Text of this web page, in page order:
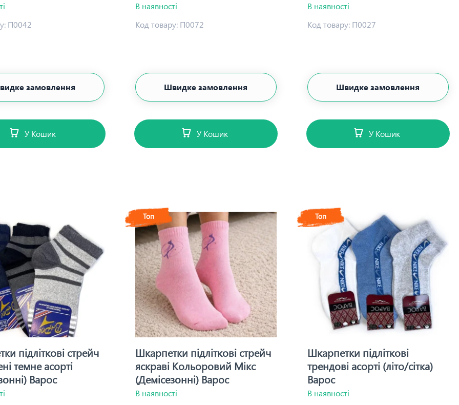
П0042
замовлення
У Кошик
В наявності
Код товару: П0072
Швидке замовлення
У Кошик
В наявності
Код товару: П0027
Швидке замовлення
У Кошик
підліткові стрейч
темне асорті
Варос
Топ
Шкарпетки підліткові стрейч
яскраві Кольоровий Мікс
(Демісезонні) Варос
В наявності
Топ
Шкарпетки підліткові
трендові асорті (літо/сітка)
Варос
В наявності